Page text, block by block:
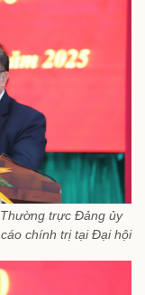
trực Đảng ủy
chính trị tại Đại hội